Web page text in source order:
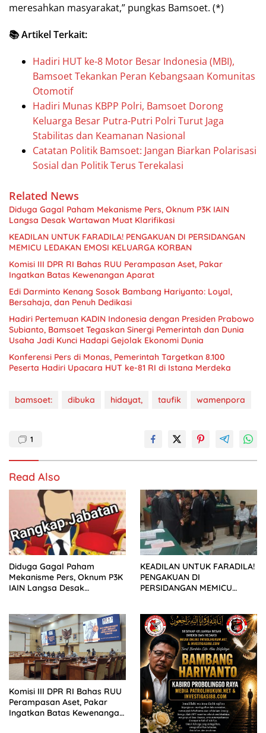
meresahkan masyarakat,” pungkas Bamsoet. (*)
📚 Artikel Terkait:
Hadiri HUT ke-8 Motor Besar Indonesia (MBI),
Bamsoet Tekankan Peran Kebangsaan Komunitas
Otomotif
Hadiri Munas KBPP Polri, Bamsoet Dorong
Keluarga Besar Putra-Putri Polri Turut Jaga
Stabilitas dan Keamanan Nasional
Catatan Politik Bamsoet: Jangan Biarkan Polarisasi
Sosial dan Politik Terus Terekalasi
Related News
Diduga Gagal Paham Mekanisme Pers, Oknum P3K IAIN
Langsa Desak Wartawan Muat Klarifikasi
KEADILAN UNTUK FARADILA! PENGAKUAN DI PERSIDANGAN
MEMICU LEDAKAN EMOSI KELUARGA KORBAN
Komisi III DPR RI Bahas RUU Perampasan Aset, Pakar
Ingatkan Batas Kewenangan Aparat
Edi Darminto Kenang Sosok Bambang Hariyanto: Loyal,
Bersahaja, dan Penuh Dedikasi
Hadiri Pertemuan KADIN Indonesia dengan Presiden Prabowo
Subianto, Bamsoet Tegaskan Sinergi Pemerintah dan Dunia
Usaha Jadi Kunci Hadapi Gejolak Ekonomi Dunia
Konferensi Pers di Monas, Pemerintah Targetkan 8.100
Peserta Hadiri Upacara HUT ke-81 RI di Istana Merdeka
bamsoet: dibuka hidayat, taufik wamenpora
1
Read Also
Diduga Gagal Paham
Mekanisme Pers, Oknum P3K
IAIN Langsa Desak
KEADILAN UNTUK FARADILA!
PENGAKUAN DI
PERSIDANGAN MEMICU
Komisi III DPR RI Bahas RUU
Perampasan Aset, Pakar
Ingatkan Batas Kewenangan